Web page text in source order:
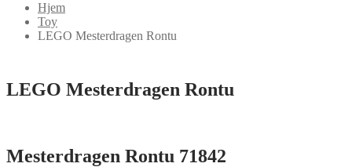
Hjem
Toy
LEGO Mesterdragen Rontu
LEGO Mesterdragen Rontu
Mesterdragen Rontu 71842